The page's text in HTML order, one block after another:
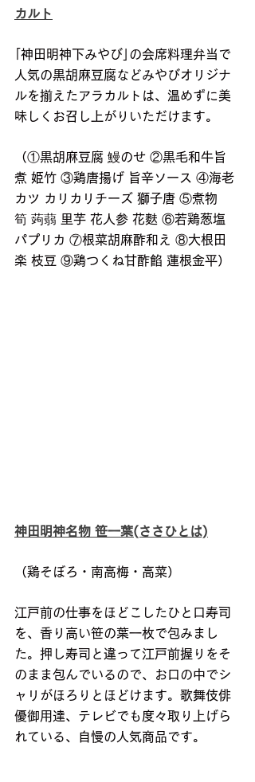
カルト
｢神田明神下みやび｣の会席料理弁当で
人気の黒胡麻豆腐などみやびオリジナ
ルを揃えたアラカルトは、温めずに美
味しくお召し上がりいただけます。
（①黒胡麻豆腐 鰻のせ ②黒毛和牛旨
煮 姫竹 ③鶏唐揚げ 旨辛ソース ④海老
カツ カリカリチーズ 獅子唐 ⑤煮物
筍 蒟蒻 里芋 花人参 花麩 ⑥若鶏葱塩
パプリカ ⑦根菜胡麻酢和え ⑧大根田
楽 枝豆 ⑨鶏つくね甘酢餡 蓮根金平）
神田明神名物 笹一葉(ささひとは)
（鶏そぼろ・南高梅・高菜）
江戸前の仕事をほどこしたひと口寿司
を、香り高い笹の葉一枚で包みまし
た。押し寿司と違って江戸前握りをそ
のまま包んでいるので、お口の中でシ
ャリがほろりとほどけます。歌舞伎俳
優御用達、テレビでも度々取り上げら
れている、自慢の人気商品です。